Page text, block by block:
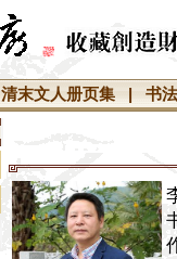
清末文人册页集 书